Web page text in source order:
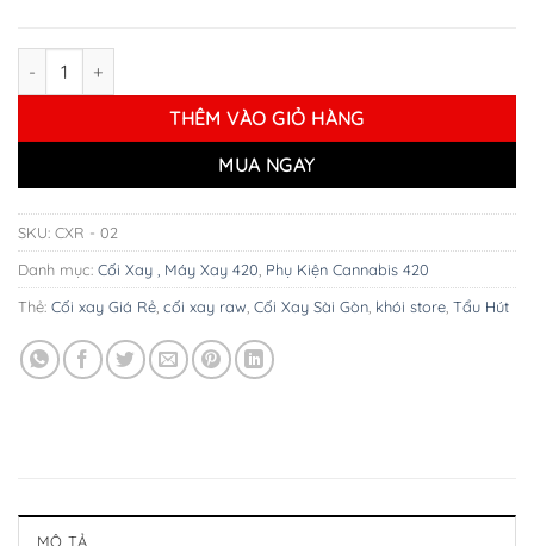
Cối Xay Thảo Dược RAW GHOST SHRIMP số lượng
THÊM VÀO GIỎ HÀNG
MUA NGAY
SKU: CXR - 02
Danh mục: Cối Xay , Máy Xay 420 Phụ Kiện Cannabis 420
Thẻ: Cối xay Giá Rẻ cối xay raw Cối Xay Sài Gòn khói store Tẩu Hút
MÔ TẢ